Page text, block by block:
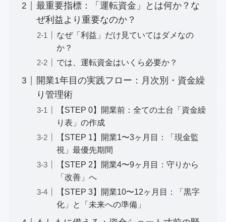
最重要指標：「運転資金」とは何か？な
ぜ利益より重要なのか？
なぜ「利益」だけ見ていてはダメなの
か？
では、運転資金はいくら必要か？
開業1年目の実践フロー：月次別・資金繰
り管理術
【STEP 0】開業前：全ての土台「資金繰
り表」の作成
【STEP 1】開業1〜3ヶ月目：「現金監
視」最優先期間
【STEP 2】開業4〜9ヶ月目：守りから
「改善」へ
【STEP 3】開業10〜12ヶ月目：「黒字
化」と「未来への準備」